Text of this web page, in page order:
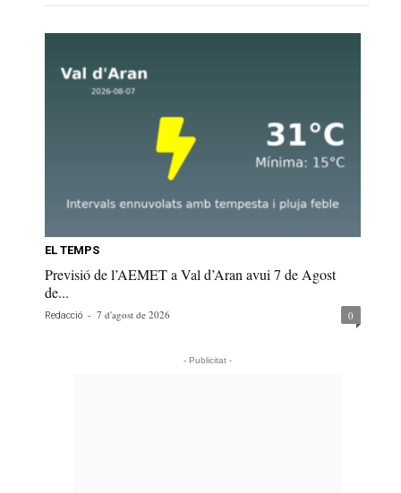
EL TEMPS
Previsió de l’AEMET a Val d’Aran avui 7 de Agost
de...
Redacció - 7 d'agost de 2026 0
- Publicitat -